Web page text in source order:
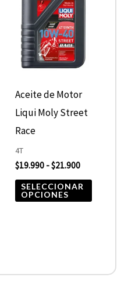
Aceite de Motor
Liqui Moly Street
Race
4T
$19.990 -$21.900
SELECCIONAR
OPCIONES
la
página